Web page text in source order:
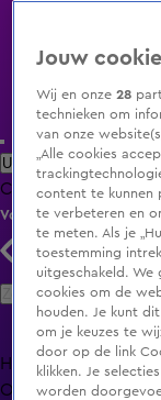
Uitzending Gemist
ClipsFilmsRadio
Volg KIJK
Zoeken
HomeUitzending
Oranjezomer
Jouw
Wij en onze28
technieken om
van onze
„Alle cookies
content te kunnen
te verbeteren en
te meten. Als je
toestemming
uitgeschakeld. We
cookies om de
houden. Je kunt
om je keuzes te
door op de link
klikken. Je
worden